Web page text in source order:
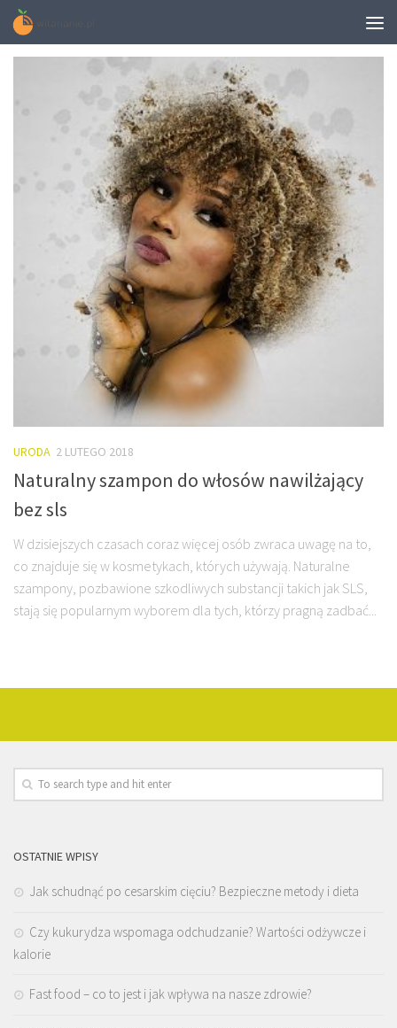
URODA 2 LUTEGO 2018
Naturalny szampon do włosów nawilżający
bez sls
W dzisiejszych czasach coraz więcej osób zwraca uwagę na to,
co znajduje się w kosmetykach, których używają. Naturalne
szampony, pozbawione szkodliwych substancji takich jak SLS,
stają się popularnym wyborem dla tych, którzy pragną zadbać...
OSTATNIE WPISY
Jak schudnąć po cesarskim cięciu? Bezpieczne metody i dieta
Czy kukurydza wspomaga odchudzanie? Wartości odżywcze i
kalorie
Fast food – co to jest i jak wpływa na nasze zdrowie?